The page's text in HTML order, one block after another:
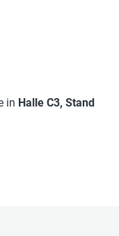
in Halle C3, Stand